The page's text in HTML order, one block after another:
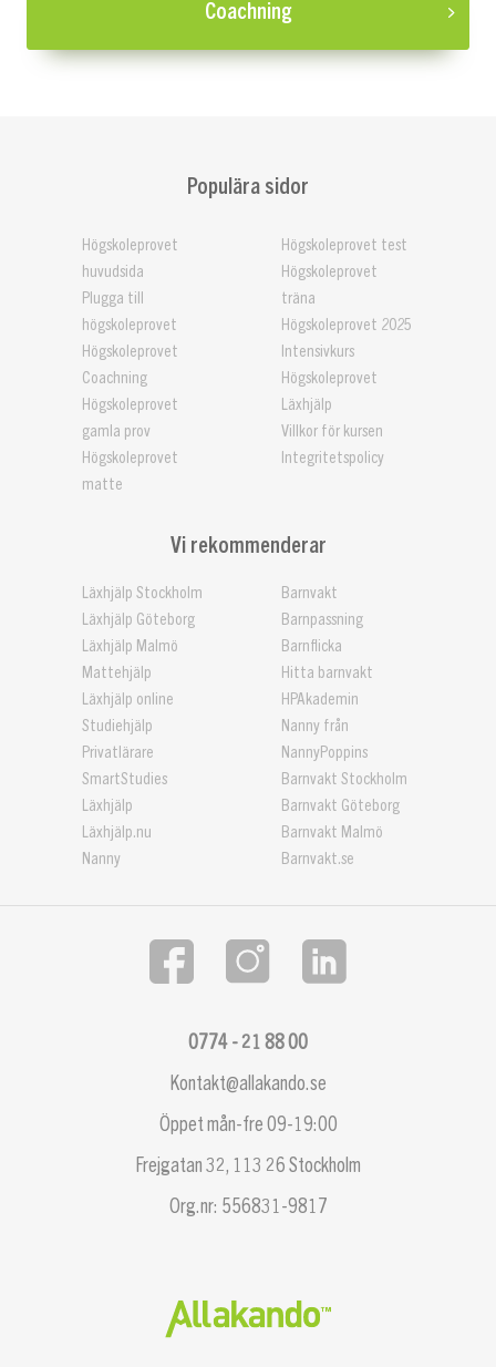
Coachning
Populära sidor
Högskoleprovet
huvudsida
Plugga till
högskoleprovet
Högskoleprovet
Coachning
Högskoleprovet
gamla prov
Högskoleprovet
matte
Högskoleprovet test
Högskoleprovet
träna
Högskoleprovet 2025
Intensivkurs
Högskoleprovet
Läxhjälp
Villkor för kursen
Integritetspolicy
Vi rekommenderar
Läxhjälp Stockholm
Läxhjälp Göteborg
Läxhjälp Malmö
Mattehjälp
Läxhjälp online
Studiehjälp
Privatlärare
SmartStudies
Läxhjälp
Läxhjälp.nu
Nanny
Barnvakt
Barnpassning
Barnflicka
Hitta barnvakt
HPAkademin
Nanny från
NannyPoppins
Barnvakt Stockholm
Barnvakt Göteborg
Barnvakt Malmö
Barnvakt.se
Kontakt@allakando.se
0774 - 21 88 00
Öppet mån-fre 09-19:00
Frejgatan 32, 113 26 Stockholm
Org.nr: 556831-9817